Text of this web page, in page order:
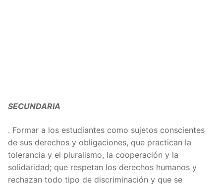
SECUNDARIA
. Formar a los estudiantes como sujetos conscientes
de sus derechos y obligaciones, que practican la
tolerancia y el pluralismo, la cooperación y la
solidaridad; que respetan los derechos humanos y
rechazan todo tipo de discriminación y que se